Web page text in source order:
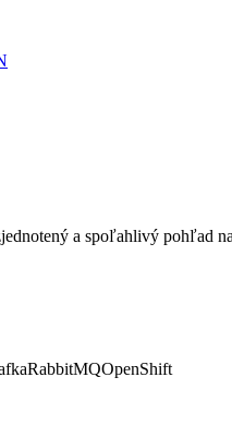
a spoľahlivý pohľad
RabbitMQOpenShift